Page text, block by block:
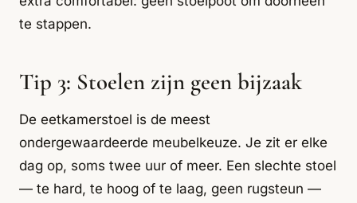
te stappen.
Tip 3: Stoelen zijn geen bijzaak
De eetkamerstoel is de meest
ondergewaardeerde meubelkeuze. Je zit er elke
dag op, soms twee uur of meer. Een slechte stoel
— te hard, te hoog of te laag, geen rugsteun —